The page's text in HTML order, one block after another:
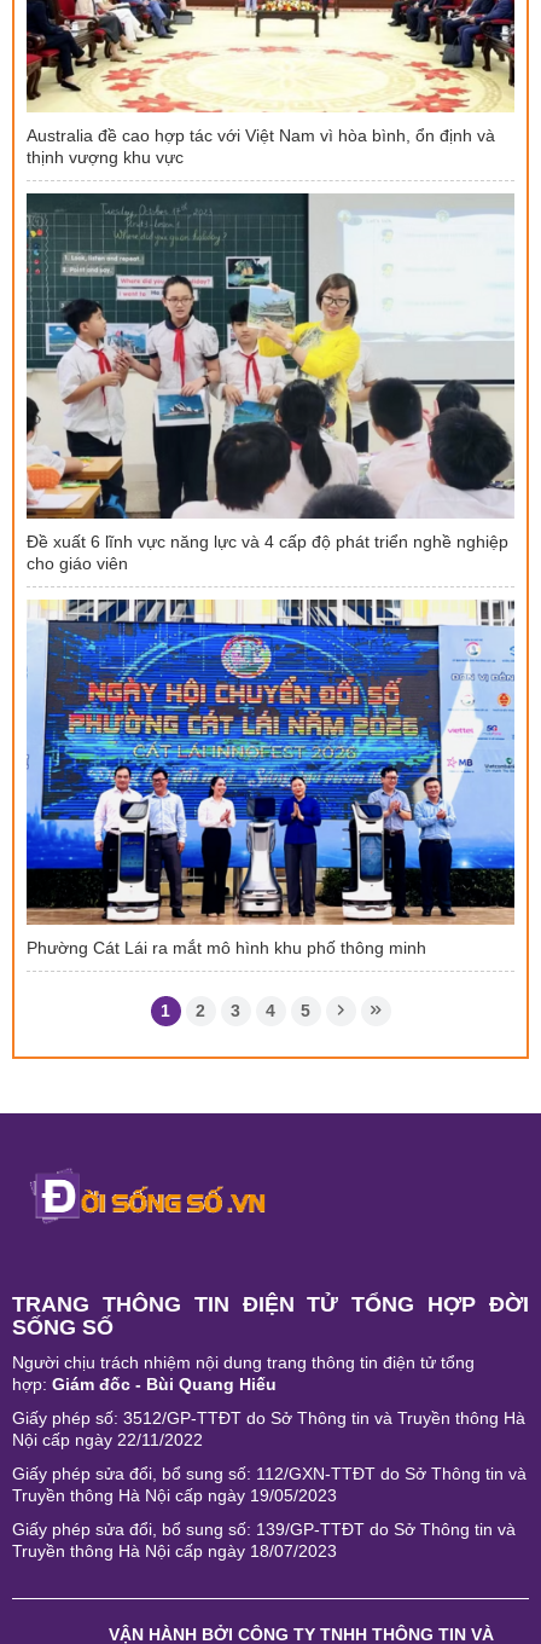
Australia đề cao hợp tác với Việt Nam vì hòa bình, ổn định và
thịnh vượng khu vực
Đề xuất 6 lĩnh vực năng lực và 4 cấp độ phát triển nghề nghiệp
cho giáo viên
Phường Cát Lái ra mắt mô hình khu phố thông minh
1 2 3 4 5
TRANG THÔNG TIN ĐIỆN TỬ TỔNG HỢP ĐỜI
SỐNG SỐ
Người chịu trách nhiệm nội dung trang thông tin điện tử tổng
hợp: Giám đốc - Bùi Quang Hiếu
Giấy phép số: 3512/GP-TTĐT do Sở Thông tin và Truyền thông Hà
Nội cấp ngày 22/11/2022
Giấy phép sửa đổi, bổ sung số: 112/GXN-TTĐT do Sở Thông tin và
Truyền thông Hà Nội cấp ngày 19/05/2023
Giấy phép sửa đổi, bổ sung số: 139/GP-TTĐT do Sở Thông tin và
Truyền thông Hà Nội cấp ngày 18/07/2023
VẬN HÀNH BỞI CÔNG TY TNHH THÔNG TIN VÀ